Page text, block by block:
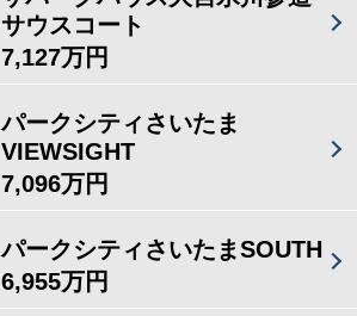
サウスコート
7,127万円
パークシティさいたま
VIEWSIGHT
7,096万円
パークシティさいたまSOUTH
6,955万円